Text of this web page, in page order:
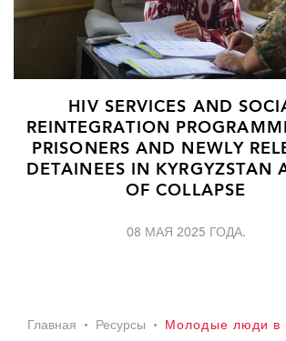
HIV SERVICES AND
REINTEGRATION
PRISONERS AND NEWLY
DETAINEES IN KYRGYZSTAN
OF COLLAPSE
08 МАЯ 2025 ГОДА.
Главная Ресурсы
Молодые люди в